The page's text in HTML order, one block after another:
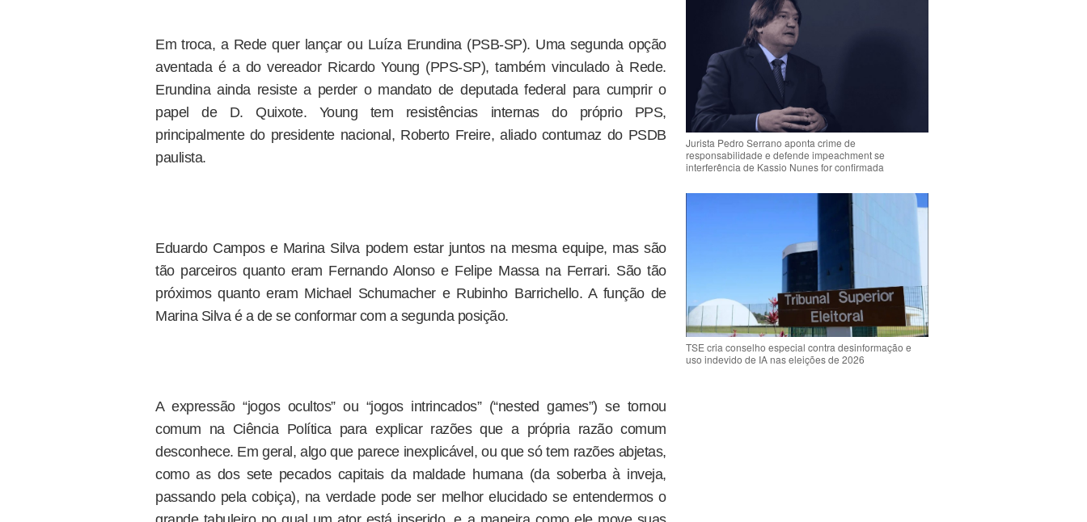
Em troca, a Rede quer lançar ou Luíza Erundina (PSB-SP). Uma segunda opção
aventada é a do vereador Ricardo Young (PPS-SP), também vinculado à Rede.
Erundina ainda resiste a perder o mandato de deputada federal para cumprir o
papel de D. Quixote. Young tem resistências internas do próprio PPS,
principalmente do presidente nacional, Roberto Freire, aliado contumaz do PSDB
paulista.
Eduardo Campos e Marina Silva podem estar juntos na mesma equipe, mas são
tão parceiros quanto eram Fernando Alonso e Felipe Massa na Ferrari. São tão
próximos quanto eram Michael Schumacher e Rubinho Barrichello. A função de
Marina Silva é a de se conformar com a segunda posição.
A expressão “jogos ocultos” ou “jogos intrincados” (“nested games”) se tornou
comum na Ciência Política para explicar razões que a própria razão comum
desconhece. Em geral, algo que parece inexplicável, ou que só tem razões abjetas,
como as dos sete pecados capitais da maldade humana (da soberba à inveja,
passando pela cobiça), na verdade pode ser melhor elucidado se entendermos o
Jurista Pedro Serrano aponta crime de
responsabilidade e defende impeachment se
interferência de Kassio Nunes for confirmada
TSE cria conselho especial contra desinformação e
uso indevido de IA nas eleições de 2026